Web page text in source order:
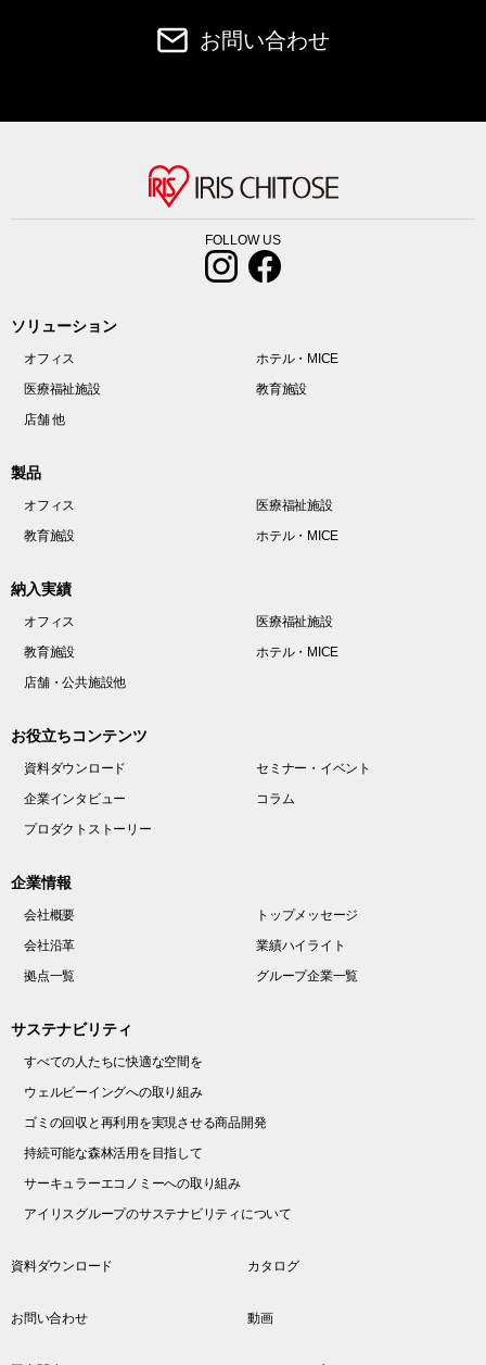
お問い合わせ
FOLLOW US
ソリューション
オフィス
ホテル・MICE
医療福祉施設
教育施設
店舗 他
製品
オフィス
医療福祉施設
教育施設
ホテル・MICE
納入実績
オフィス
医療福祉施設
教育施設
ホテル・MICE
店舗・公共施設他
お役立ちコンテンツ
資料ダウンロード
セミナー・イベント
企業インタビュー
コラム
プロダクトストーリー
企業情報
会社概要
トップメッセージ
会社沿革
業績ハイライト
拠点一覧
グループ企業一覧
サステナビリティ
すべての人たちに快適な空間を
ウェルビーイングへの取り組み
ゴミの回収と再利用を実現させる商品開発
持続可能な森林活用を目指して
サーキュラーエコノミーへの取り組み
アイリスグループのサステナビリティについて
資料ダウンロード カタログ
お問い合わせ 動画